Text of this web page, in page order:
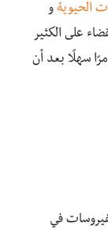
الحيوية و
على الكثير
سهلًا بعد أن
في